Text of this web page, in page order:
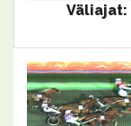
Väliajat: